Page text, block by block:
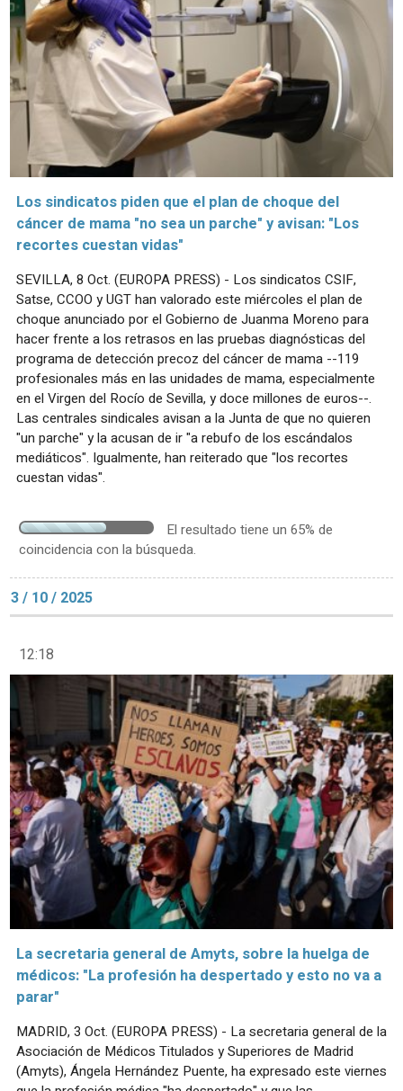
Los sindicatos piden que el plan de choque del
cáncer de mama "no sea un parche" y avisan: "Los
recortes cuestan vidas"
SEVILLA, 8 Oct. (EUROPA PRESS) - Los sindicatos CSIF,
Satse, CCOO y UGT han valorado este miércoles el plan de
choque anunciado por el Gobierno de Juanma Moreno para
hacer frente a los retrasos en las pruebas diagnósticas del
programa de detección precoz del cáncer de mama --119
profesionales más en las unidades de mama, especialmente
en el Virgen del Rocío de Sevilla, y doce millones de euros--.
Las centrales sindicales avisan a la Junta de que no quieren
"un parche" y la acusan de ir "a rebufo de los escándalos
mediáticos". Igualmente, han reiterado que "los recortes
cuestan vidas".
El resultado tiene un 65% de
coincidencia con la búsqueda.
3 / 10 / 2025
12:18
La secretaria general de Amyts, sobre la huelga de
médicos: "La profesión ha despertado y esto no va a
parar"
MADRID, 3 Oct. (EUROPA PRESS) - La secretaria general de la
Asociación de Médicos Titulados y Superiores de Madrid
(Amyts), Ángela Hernández Puente, ha expresado este viernes